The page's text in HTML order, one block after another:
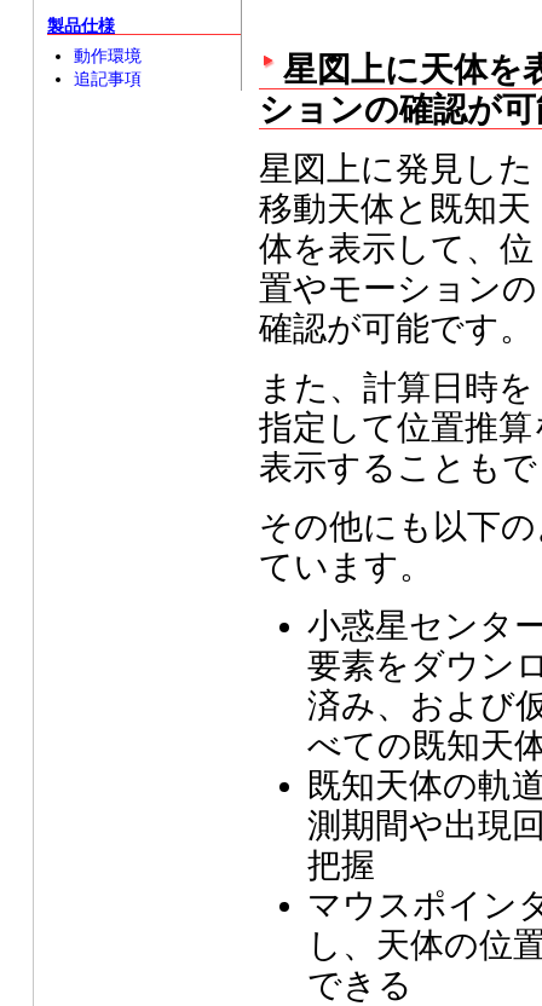
製品仕様
動作環境
追記事項
星図上に天体を
ションの確認が
星図上に発見した
移動天体と既知天
体を表示して、位
置やモーションの
確認が可能です。
また、計算日時を
指定して位置推
表示することも
その他にも以下
ています。
小惑星センタ
要素をダウン
済み、および
べての既知天
既知天体の軌
測期間や出現
把握
マウスポイン
し、天体の位
できる